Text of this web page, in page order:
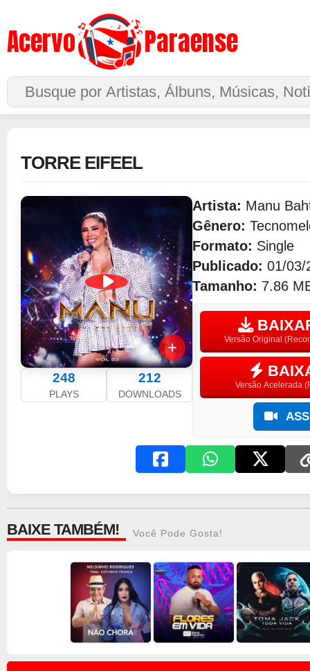
Acervo Paraense
Buscar no Site
TORRE EIFEEL
248
PLAYS
212
DOWNLOADS
Artista: Manu
Gênero:
Formato: Single
Publicado: 01/03/
Tamanho: 7.86
Versão Original
Versão Acelerada
BAIXE TAMBÉM! Você Pode Gosta!